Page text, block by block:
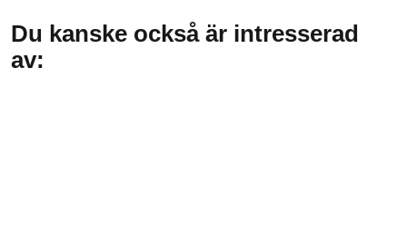
Du kanske också är intresserad
av: